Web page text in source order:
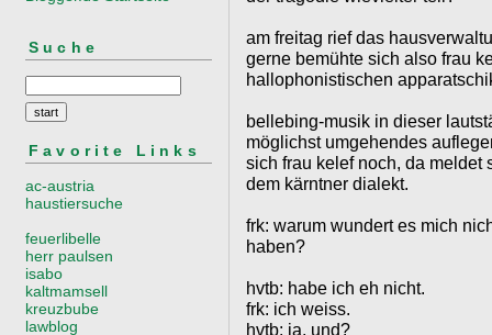
Suche
Favorite Links
ac-austria
haustiersuche
feuerlibelle
herr paulsen
isabo
kaltmamsell
kreuzbube
lawblog
am freitag rief das
gerne bemühte sich also frau
hallophonistischen
bellebing-musik in dieser
möglichst umgehendes
sich frau kelef noch, da meldet
dem kärntner dialekt.
frk: warum wundert es mich
haben?
hvtb: habe ich eh nicht.
frk: ich weiss.
hvtb: ja, und?